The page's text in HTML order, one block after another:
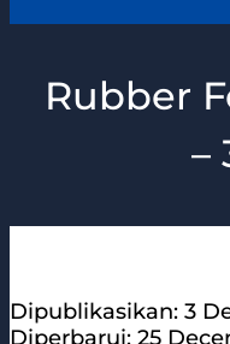
Rubber
–
Dipublikasikan: 3
Diperbarui: 25